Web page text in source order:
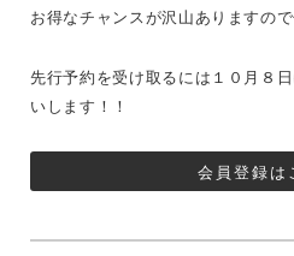
お得なチャンスが沢山ありますの
先行予約を受け取るには１０月８
いします！！
会員登録は